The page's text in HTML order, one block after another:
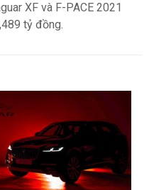
XF và F-PACE 2021
tỷ đồng.